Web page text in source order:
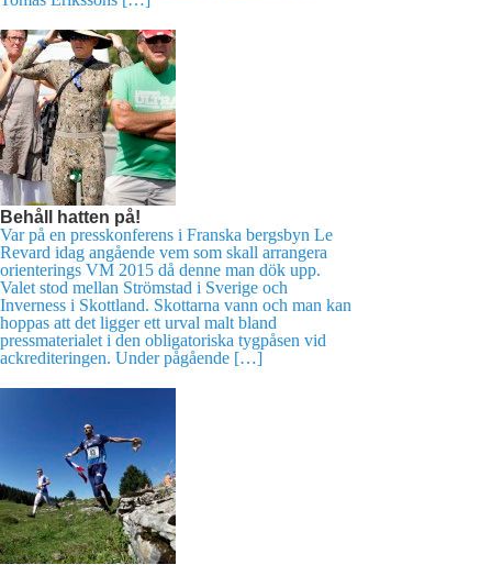
Behåll hatten på!
Var på en presskonferens i Franska bergsbyn Le
Revard idag angående vem som skall arrangera
orienterings VM 2015 då denne man dök upp.
Valet stod mellan Strömstad i Sverige och
Inverness i Skottland. Skottarna vann och man kan
hoppas att det ligger ett urval malt bland
pressmaterialet i den obligatoriska tygpåsen vid
ackrediteringen. Under pågående […]